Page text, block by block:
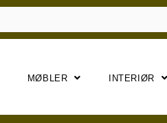
MØBLER INTERIØR